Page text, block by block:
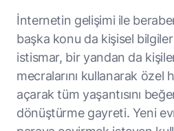
İnternetin gelişimi ile
başka konu da kişisel
istismar, bir yandan da
mecralarını kullanarak özel
açarak tüm yaşantısını
dönüştürme gayreti. Yeni